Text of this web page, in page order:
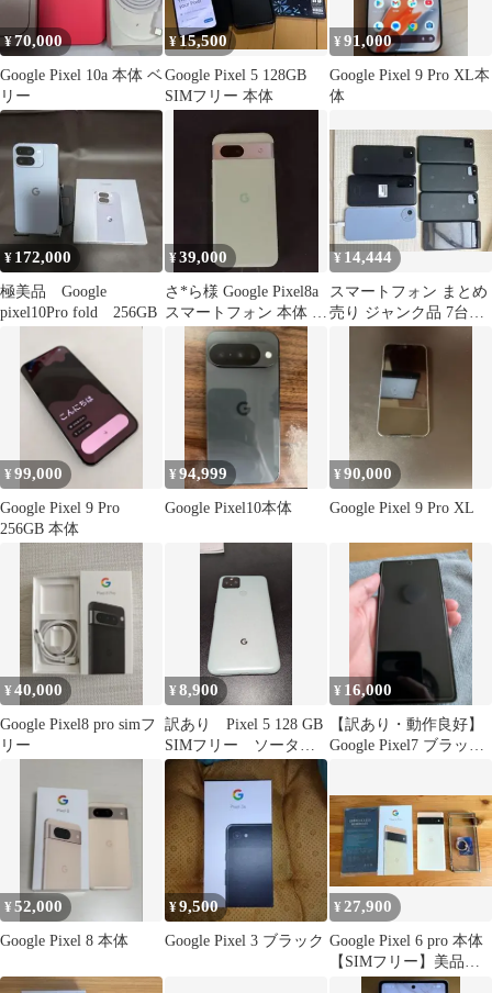
¥70,000
Google Pixel 10a 本体 ベ
リー
¥15,500
Google Pixel 5 128GB
SIMフリー 本体
¥91,000
Google Pixel 9 Pro XL本
体
¥ 172,000
極美品 Google
pixel10Pro fold 256GB
¥39,000
さ*ら様 Google Pixel8a
スマートフォン 本体 美
¥ 14,444
スマートフォン まとめ
売り ジャンク品 7台セ
¥99,000
Google Pixel 9 Pro
256GB 本体
¥94,999
Google Pixel10本体
¥90,000
Google Pixel 9 Pro XL
¥40,000
Google Pixel8 pro simフ
リー
¥8,900
訳あり Pixel 5 128 GB
SIMフリー ソータセ
ージ（グリーン）本体
¥ 16,000
【訳あり・動作良好】
Google Pixel7 ブラック
¥52,000
Google Pixel 8 本体
¥9,500
Google Pixel 3 ブラック
¥27,900
Google Pixel 6 pro 本体
【SIMフリー】美品
ソータサニー色